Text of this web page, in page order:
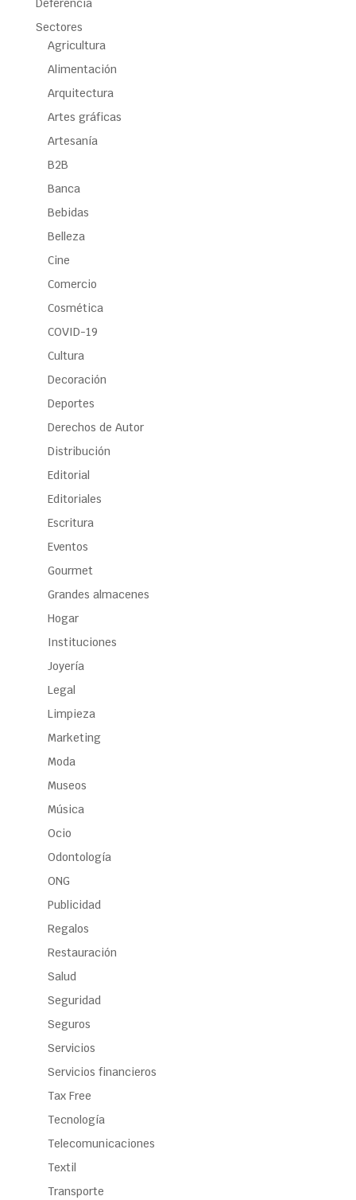
Deferencia
Sectores
Agricultura
Alimentación
Arquitectura
Artes gráficas
Artesanía
B2B
Banca
Bebidas
Belleza
Cine
Comercio
Cosmética
COVID-19
Cultura
Decoración
Deportes
Derechos de Autor
Distribución
Editorial
Editoriales
Escritura
Eventos
Gourmet
Grandes almacenes
Hogar
Instituciones
Joyería
Legal
Limpieza
Marketing
Moda
Museos
Música
Ocio
Odontología
ONG
Publicidad
Regalos
Restauración
Salud
Seguridad
Seguros
Servicios
Servicios financieros
Tax Free
Tecnología
Telecomunicaciones
Textil
Transporte